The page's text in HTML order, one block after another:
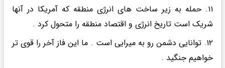
۱۱. حمله به زیر ساخت های انرژی منطقه که آمریکا در آنها
شریک است تاریخ انرژی و اقتصاد منطقه را متحول کرد .
۱۲. توانایی دشمن رو به میرایی است . ما این فاز آخر را قوی تر
خواهیم جنگید .